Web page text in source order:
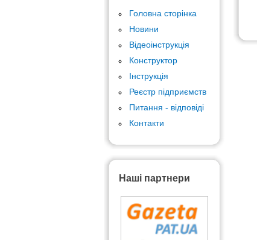
Головна сторінка
Новини
Відеоінструкція
Конструктор
Інструкція
Реєстр підприємств
Питання - відповіді
Контакти
Наші партнери